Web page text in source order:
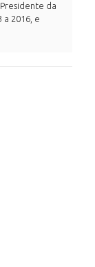
da
a 2016, e